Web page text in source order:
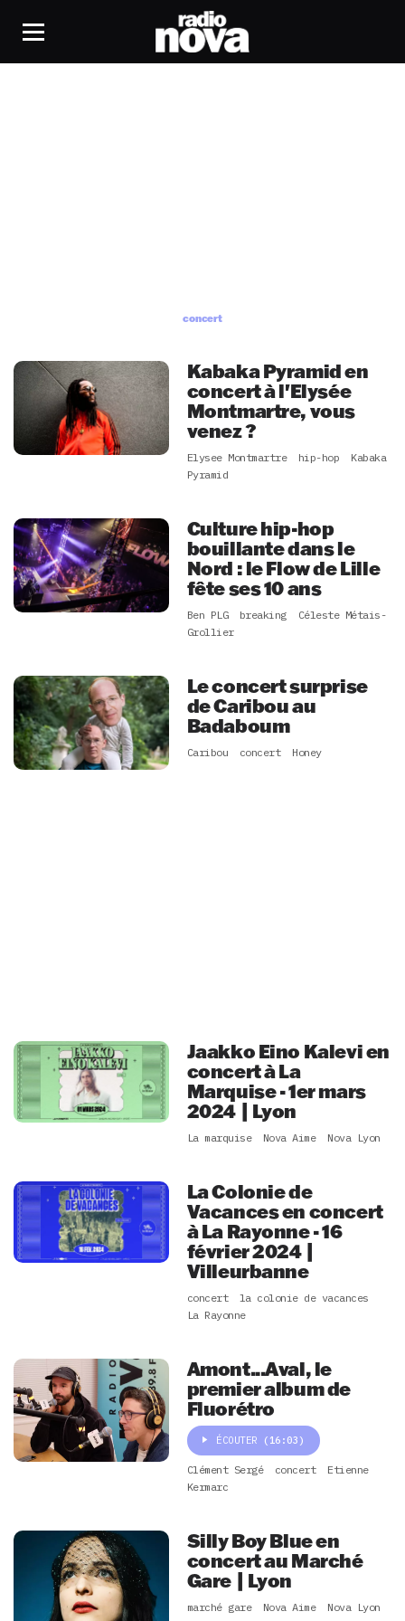
concert
Kabaka Pyramid en
concert à l'Elysée
Montmartre, vous
venez ?
Elysee Montmartre hip-hop
Kabaka
Pyramid
Culture hip-hop
bouillante dans le
Nord : le Flow de Lille
fête ses 10 ans
Ben PLG breaking
Céleste Métais-
Grollier
Le concert surprise
de Caribou au
Badaboum
Caribou concert Honey
Jaakko Eino Kalevi en
concert à La
Marquise - 1er mars
2024 | Lyon
La marquise Nova Aime Nova Lyon
La Colonie de
Vacances en concert
à La Rayonne - 16
février 2024 |
Villeurbanne
concert
la colonie de vacances
La Rayonne
Amont...Aval, le
premier album de
Fluorétro
ÉCOUTER (16:03)
Clément Sergé concert
Etienne
Kermarc
Silly Boy Blue en
concert au Marché
Gare | Lyon
marché gare Nova Aime Nova Lyon